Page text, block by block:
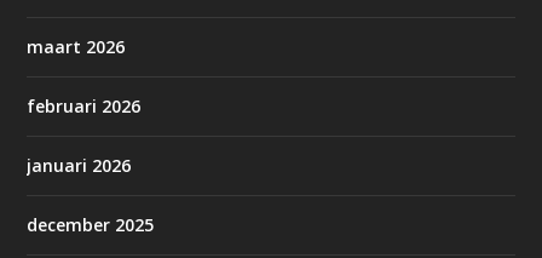
maart 2026
februari 2026
januari 2026
december 2025